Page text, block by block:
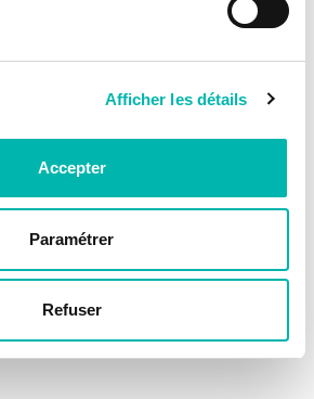
Afficher les détails
Accepter
Paramétrer
Refuser